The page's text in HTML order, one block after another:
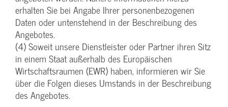
erhalten Sie bei Angabe Ihrer personenbezogenen
Daten oder untenstehend in der Beschreibung des
Angebotes.
(4) Soweit unsere Dienstleister oder Partner ihren Sitz
in einem Staat außerhalb des Europäischen
Wirtschaftsraumen (EWR) haben, informieren wir Sie
über die Folgen dieses Umstands in der Beschreibung
des Angebotes.